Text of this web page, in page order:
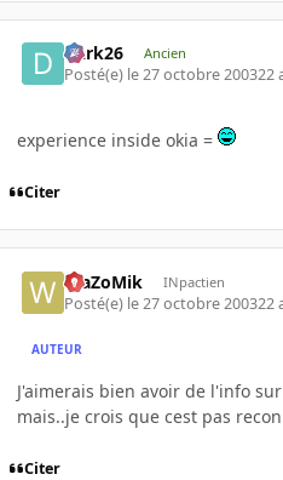
Dark26 Ancien
Posté(e) le 27 octobre 200322
experience inside okia =
Citer
WaZoMik INpactien
Posté(e) le 27 octobre 200322
AUTEUR
J'aimerais bien avoir de l'info
mais..je crois que cest pas
Citer